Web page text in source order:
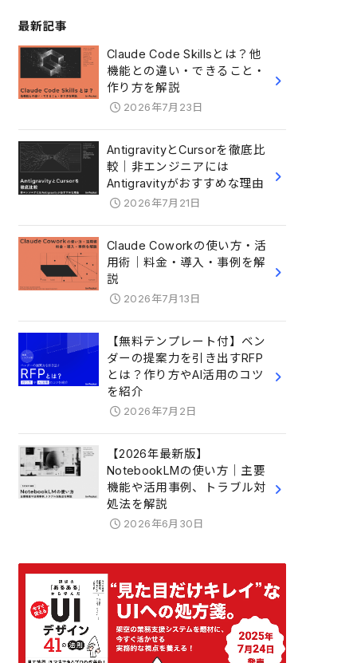
最新記事
Claude Code Skillsとは？他
機能との違い・できること・
作り方を解説
2026年7月23日
AntigravityとCursorを徹底比
較｜非エンジニアには
Antigravityがおすすめな理由
2026年7月21日
Claude Coworkの使い方・活
用術｜料金・導入・事例を解
説
2026年7月13日
【無料テンプレート付】ベン
ダーの提案力を引き出すRFP
とは？作り方やAI活用のコツ
を紹介
2026年7月2日
【2026年最新版】
NotebookLMの使い方｜主要
機能や活用事例、トラブル対
処法を解説
2026年6月30日